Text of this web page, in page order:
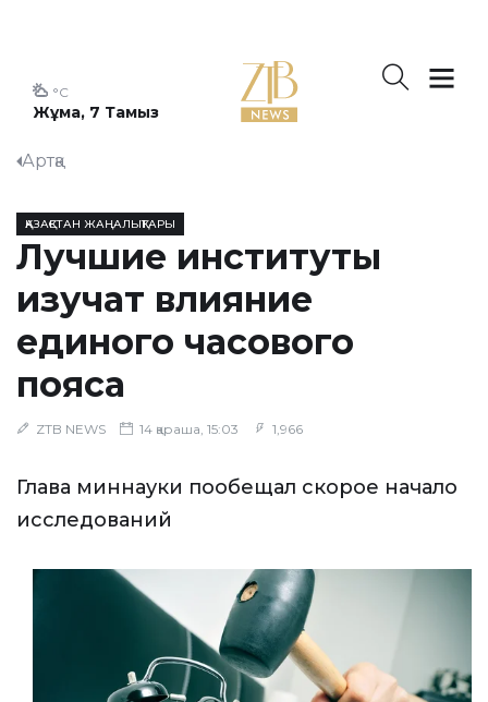
Жұма, 7 Тамыз
°C
Артқа
ҚАЗАҚСТАН ЖАҢАЛЫҚТАРЫ
Лучшие институты
изучат влияние
единого часового
пояса
ZTB NEWS 14 қараша, 15:03 1,966
Глава миннауки пообещал скорое начало
исследований